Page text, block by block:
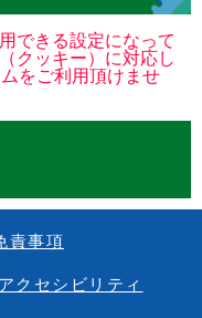
できる設定になって
クッキー）に対応し
をご利用頂けませ
責事項
アクセシビリティ